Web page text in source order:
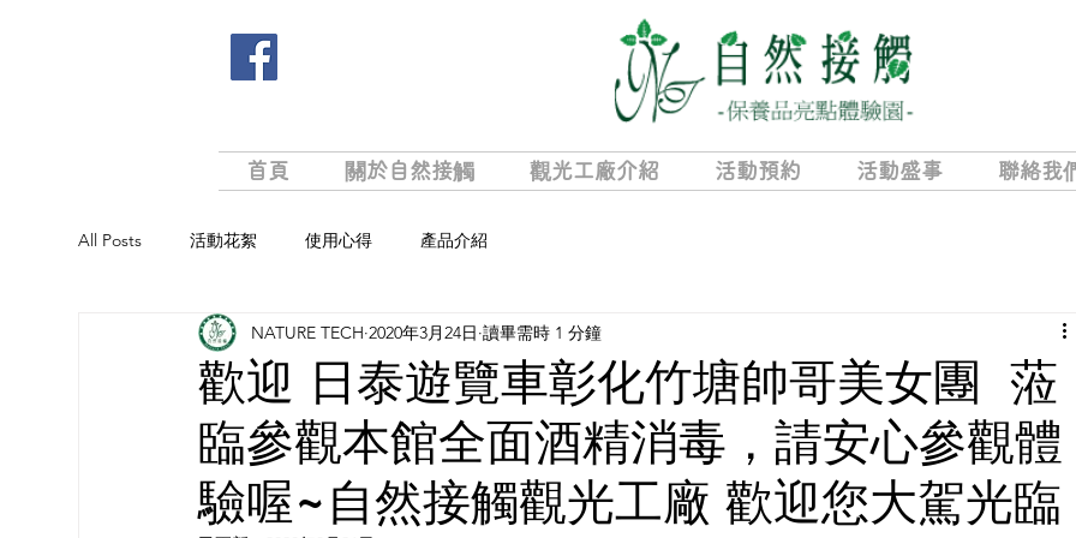
首頁 關於自然接觸 觀光工廠介紹 活動預約 活動盛事 聯絡我
All Posts 活動花絮 使用心得 產品介紹
歡迎 日泰遊覽車彰化竹塘帥哥美女團 蒞
臨參觀本館全面酒精消毒，請安心參觀體
驗喔~自然接觸觀光工廠 歡迎您大駕光臨
NATURE TECH 2020年3月24日 讀畢需時 1 分鐘